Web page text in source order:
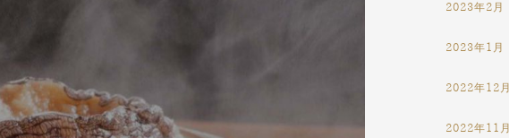
2023年2月
2023年1月
2022年12月
2022年11月